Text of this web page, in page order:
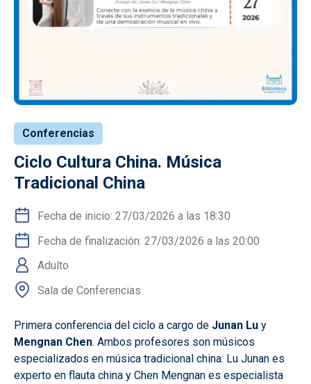
Conferencias
Ciclo Cultura China. Música
Tradicional China
Fecha de inicio: 27/03/2026 a las 18:30
Fecha de finalización: 27/03/2026 a las 20:00
Adulto
Sala de Conferencias
Primera conferencia del ciclo a cargo de Junan Lu y
Mengnan Chen. Ambos profesores son músicos
especializados en música tradicional china: Lu Junan es
experto en flauta china y Chen Mengnan es especialista